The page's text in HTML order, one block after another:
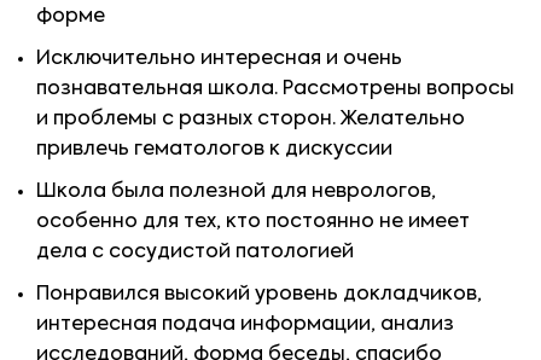
форме
Исключительно интересная и очень
познавательная школа. Рассмотрены вопросы
и проблемы с разных сторон. Желательно
привлечь гематологов к дискуссии
Школа была полезной для неврологов,
особенно для тех, кто постоянно не имеет
дела с сосудистой патологией
Понравился высокий уровень докладчиков,
интересная подача информации, анализ
исследований, форма беседы, спасибо